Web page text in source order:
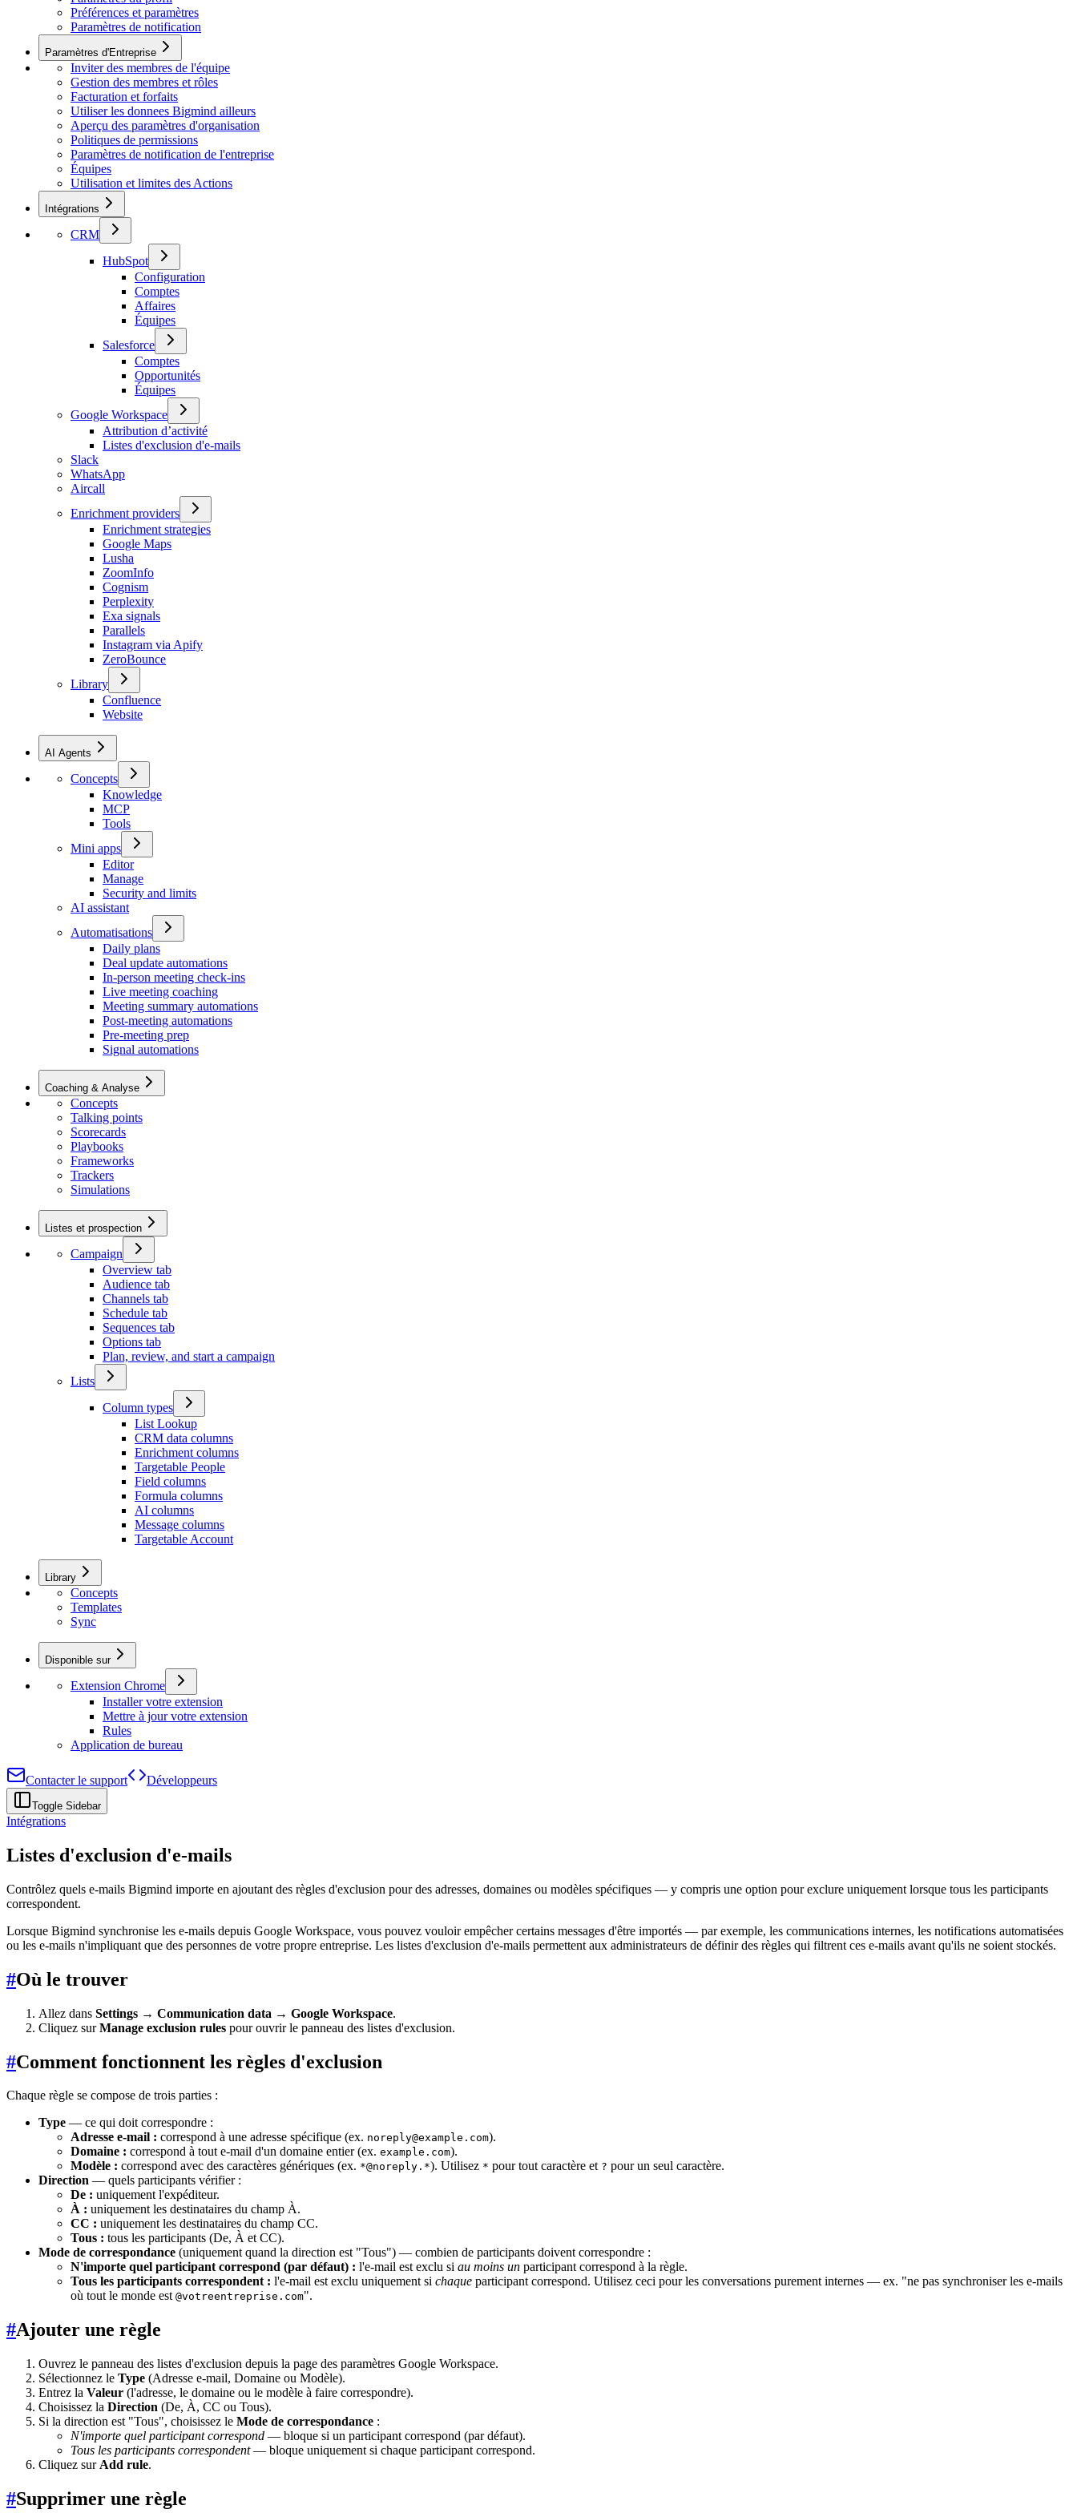
Préférences et paramètres
Paramètres de notification
Paramètres d'Entreprise
Inviter des membres de l'équipe
Gestion des membres et rôles
Facturation et forfaits
Utiliser les donnees Bigmind ailleurs
Aperçu des paramètres d'organisation
Politiques de permissions
Paramètres de notification de l'entreprise
Équipes
Utilisation et limites des Actions
Intégrations
CRM
HubSpot
Configuration
Comptes
Affaires
Équipes
Salesforce
Comptes
Opportunités
Équipes
Google Workspace
Attribution d’activité
Listes d'exclusion d'e-mails
Slack
WhatsApp
Aircall
Enrichment providers
Enrichment strategies
Google Maps
Lusha
ZoomInfo
Cognism
Perplexity
Exa signals
Parallels
Instagram via Apify
ZeroBounce
Library
Confluence
Website
AI Agents
Concepts
Knowledge
MCP
Tools
Mini apps
Editor
Manage
Security and limits
AI assistant
Automatisations
Daily plans
Deal update automations
In-person meeting check-ins
Live meeting coaching
Meeting summary automations
Post-meeting automations
Pre-meeting prep
Signal automations
Coaching & Analyse
Concepts
Talking points
Scorecards
Playbooks
Frameworks
Trackers
Simulations
Listes et prospection
Campaign
Overview tab
Audience tab
Channels tab
Schedule tab
Sequences tab
Options tab
Plan, review, and start a campaign
Lists
Column types
List Lookup
CRM data columns
Enrichment columns
Targetable People
Field columns
Formula columns
AI columns
Message columns
Targetable Account
Library
Concepts
Templates
Sync
Disponible sur
Extension Chrome
Installer votre extension
Mettre à jour votre extension
Rules
Application de bureau
Contacter le support Développeurs
Toggle Sidebar
Intégrations
Listes d'exclusion d'e-mails
Contrôlez quels e-mails Bigmind importe en ajoutant des règles d'exclusion pour des adresses, domaines ou modèles spécifiques — y compris une option pour exclure uniquement lorsque tous les participants
correspondent.
Lorsque Bigmind synchronise les e-mails depuis Google Workspace, vous pouvez vouloir empêcher certains messages d'être importés — par exemple, les communications internes, les notifications automatisées
ou les e-mails n'impliquant que des personnes de votre propre entreprise. Les listes d'exclusion d'e-mails permettent aux administrateurs de définir des règles qui filtrent ces e-mails avant qu'ils ne soient stockés.
#Où le trouver
Allez dans Settings → Communication data → Google Workspace.
Cliquez surManage exclusion rules pour ouvrir le panneau des listes d'exclusion.
#Comment fonctionnent les règles d'exclusion
Chaque règle se compose de trois parties :
Type — ce qui doit correspondre :
Adresse e-mail : correspond à une adresse spécifique (ex. noreply@example.com).
Domaine : correspond à tout e-mail d'un domaine entier (ex. example.com).
Modèle : correspond avec des caractères génériques (ex. *@noreply.*). Utilisez * pour tout caractère et ? pour un seul caractère.
Direction — quels participants vérifier :
De : uniquement l'expéditeur.
À : uniquement les destinataires du champ À.
CC : uniquement les destinataires du champ CC.
Tous : tous les participants (De, À et CC).
Mode de correspondance (uniquement quand la direction est "Tous") — combien de participants doivent correspondre :
N'importe quel participant correspond (par défaut) : l'e-mail est exclu si au moins un participant correspond à la règle.
Tous les participants correspondent : l'e-mail est exclu uniquement si chaque participant correspond. Utilisez ceci pour les conversations purement internes — ex. "ne pas synchroniser les e-mails
où tout le monde est @votreentreprise.com".
#Ajouter une règle
Ouvrez le panneau des listes d'exclusion depuis la page des paramètres Google Workspace.
Sélectionnez le Type (Adresse e-mail, Domaine ou Modèle).
Entrez la Valeur (l'adresse, le domaine ou le modèle à faire correspondre).
Choisissez la Direction (De, À, CC ou Tous).
Si la direction est "Tous", choisissez le Mode de correspondance :
N'importe quel participant correspond — bloque si un participant correspond (par défaut).
Tous les participants correspondent— bloque uniquement si chaque participant correspond.
Cliquez sur Add rule.
#Supprimer une règle